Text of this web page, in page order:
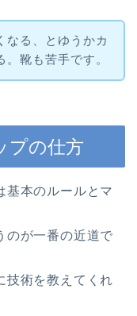
なる、とゆうかカ
靴も苦手です。
プの仕方
基本のルールとマ
のが一番の近道で
技術を教えてくれ